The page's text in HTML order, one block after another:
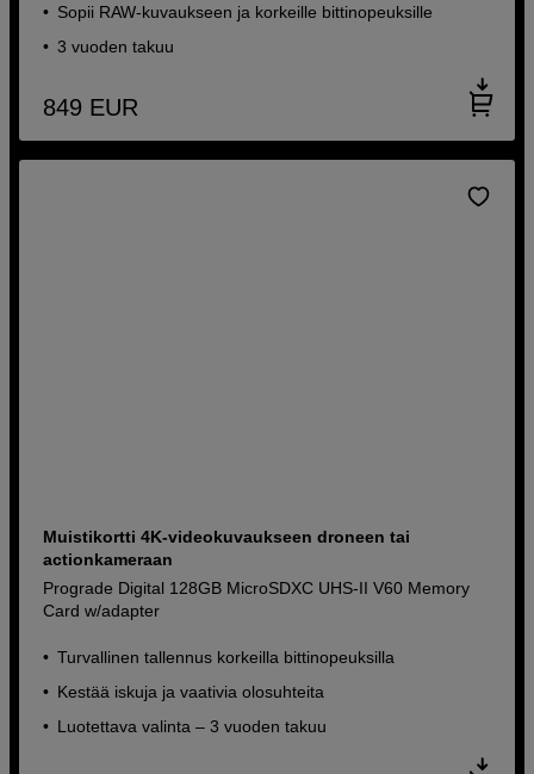
Sopii RAW-kuvaukseen ja korkeille bittinopeuksille
3 vuoden takuu
849 EUR
Muistikortti 4K-videokuvaukseen droneen tai
actionkameraan
Prograde Digital 128GB MicroSDXC UHS-II V60 Memory
Card w/adapter
Turvallinen tallennus korkeilla bittinopeuksilla
Kestää iskuja ja vaativia olosuhteita
Luotettava valinta – 3 vuoden takuu